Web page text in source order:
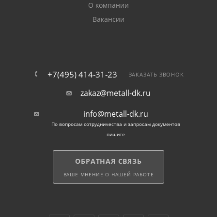
диаметром более 102 мм — с р/д до 3 МПа. Не
теплоэлектронагревателей.
Отпускается прокат хлыстами длиной 6, 10 и 12
метров. По желанию покупателей возможна резка
О компании
Вакансии
+7(495) 414-31-23 ЗАКАЗАТЬ ЗВОНОК
zakaz@metall-dk.ru
info@metall-dk.ru
По вопросам сотрудничества и запросам документов
пишите
ОБРАТНАЯ СВЯЗЬ
ВАШЕ МНЕНИЕ О НАШЕЙ РАБОТЕ